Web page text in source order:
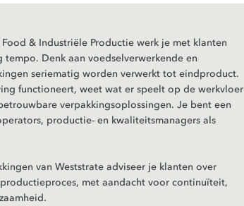
& Industriële Productie werk je met klanten
Denk aan voedselverwerkende en
seriematig worden verwerkt tot eindproduct.
functioneert, weet wat er speelt op de werkvloer
verpakkingsoplossingen. Je bent een
productie- en kwaliteitsmanagers als
van Weststrate adviseer je klanten over
met aandacht voor continuïteit,